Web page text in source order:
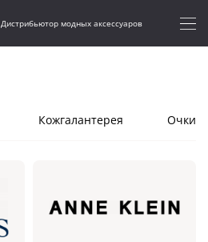
Дистрибьютор модных аксессуаров
Кожгалантерея Очки